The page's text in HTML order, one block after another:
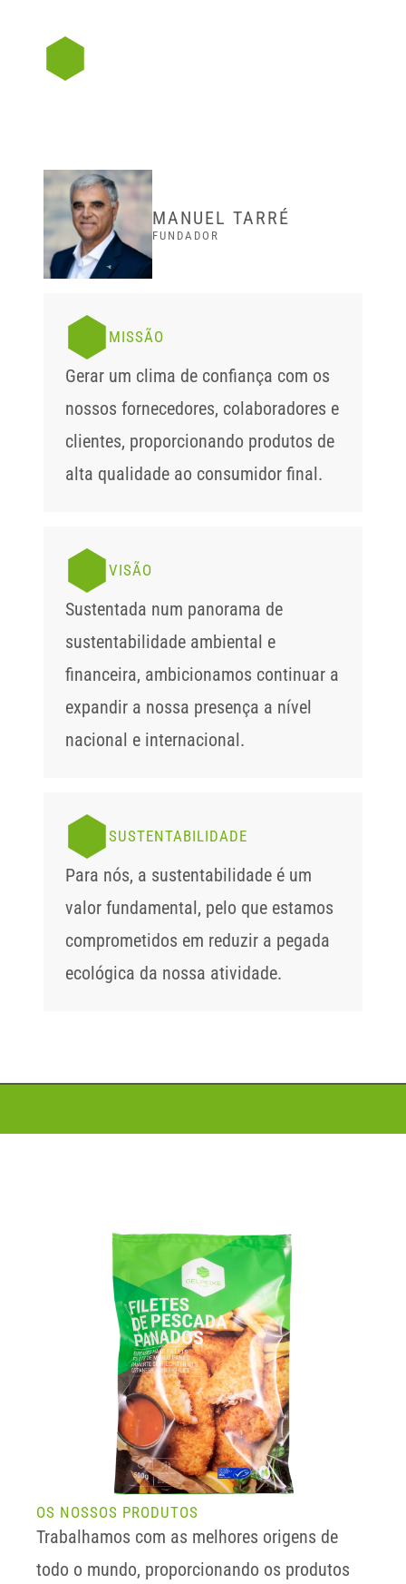
MANUEL TARRÉ
FUNDADOR
MISSÃO
Gerar um clima de confiança com os
nossos fornecedores, colaboradores e
clientes, proporcionando produtos de
alta qualidade ao consumidor final.
VISÃO
Sustentada num panorama de
sustentabilidade ambiental e
financeira, ambicionamos continuar a
expandir a nossa presença a nível
nacional e internacional.
SUSTENTABILIDADE
Para nós, a sustentabilidade é um
valor fundamental, pelo que estamos
comprometidos em reduzir a pegada
ecológica da nossa atividade.
OS NOSSOS PRODUTOS
Trabalhamos com as melhores origens de
todo o mundo, proporcionando os produtos